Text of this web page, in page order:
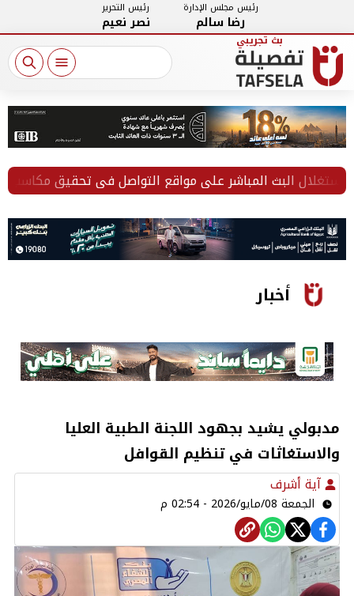
رئيس مجلس الإدارة
رضا سالم
رئيس التحرير
نصر نعيم
البث المباشر على مواقع التواصل في تحقيق مكاسب مالية
أخبار
مدبولي يشيد بجهود اللجنة الطبية العليا
والاستغاثات في تنظيم القوافل
آية أشرف
الجمعة 08/مايو/2026 - 02:54 م